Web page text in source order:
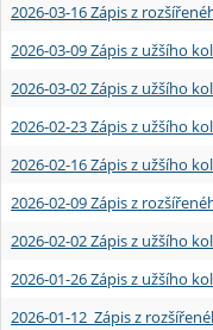
2026-03-16 Zápis z
2026-03-09 Zápis z užšího
2026-03-02 Zápis z užšího
2026-02-23 Zápis z užšího
2026-02-16 Zápis z užšího
2026-02-09 Zápis z
2026-02-02 Zápis z užšího
2026-01-26 Zápis z užšího
2026-01-12 Zápis z